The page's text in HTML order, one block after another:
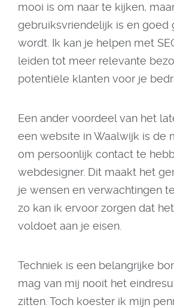
mooi is om naar te kijken,
gebruiksvriendelijk is en goed
wordt. Ik kan je helpen met
leiden tot meer relevante
potentiële klanten voor je
Een ander voordeel van het
een website in Waalwijk is de
om persoonlijk contact te
webdesigner. Dit maakt het
je wensen en verwachtingen
zo kan ik ervoor zorgen dat
voldoet aan je eisen.
Techniek is een belangrijke
mag van mij nooit het
zitten. Toch koester ik mijn